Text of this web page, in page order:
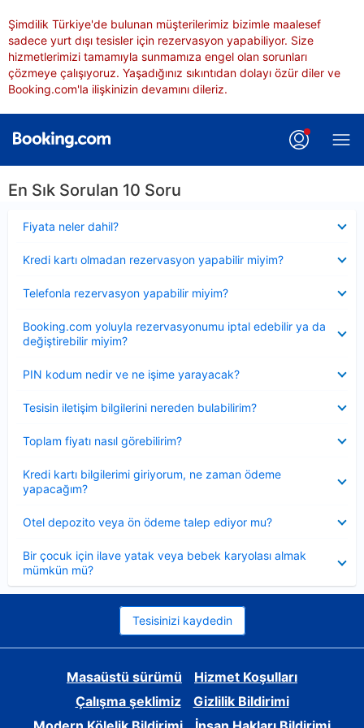
Şimdilik Türkiye'de bulunan müşterilerimiz bizimle maalesef
sadece yurt dışı tesisler için rezervasyon yapabiliyor. Size
hizmetlerimizi tamamıyla sunmamıza engel olan sorunları
çözmeye çalışıyoruz. Yaşadığınız sıkıntıdan dolayı özür diler ve
Booking.com'la ilişkinizin devamını dileriz.
En Sık Sorulan 10 Soru
Fiyata neler dahil?
Kredi kartı olmadan rezervasyon yapabilir miyim?
Telefonla rezervasyon yapabilir miyim?
Booking.com yoluyla rezervasyonumu iptal edebilir ya da
değiştirebilir miyim?
PIN kodum nedir ve ne işime yarayacak?
Tesisin iletişim bilgilerini nereden bulabilirim?
Toplam fiyatı nasıl görebilirim?
Kredi kartı bilgilerimi giriyorum, ne zaman ödeme
yapacağım?
Otel depozito veya ön ödeme talep ediyor mu?
Bir çocuk için ilave yatak veya bebek karyolası almak
mümkün mü?
Tesisinizi kaydedin
Masaüstü sürümü
Hizmet Koşulları
Çalışma şeklimiz
Gizlilik Bildirimi